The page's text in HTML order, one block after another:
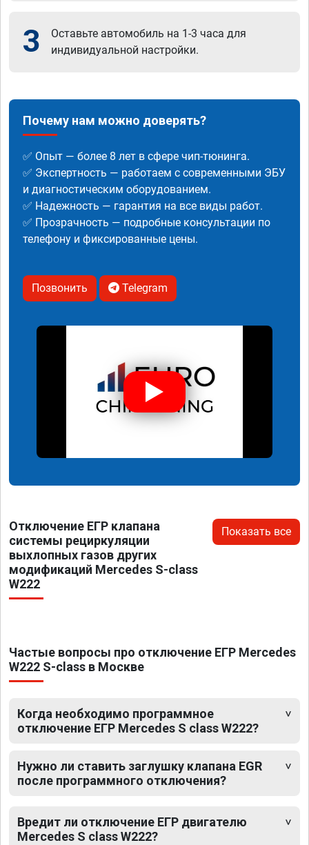
3
Оставьте автомобиль на 1-3 часа для
индивидуальной настройки.
Почему нам можно доверять?
✅ Опыт — более 8 лет в сфере чип-тюнинга.
✅ Экспертность — работаем с современными ЭБУ
и диагностическим оборудованием.
✅ Надежность — гарантия на все виды работ.
✅ Прозрачность — подробные консультации по
телефону и фиксированные цены.
Позвонить Telegram
Отключение ЕГР клапана
системы рециркуляции
выхлопных газов других
модификаций Mercedes S-class
W222
Показать все
Частые вопросы про отключение ЕГР Mercedes
W222 S-class в Москве
Когда необходимо программное
отключение ЕГР Mercedes S class W222?
Нужно ли ставить заглушку клапана EGR
после программного отключения?
Вредит ли отключение ЕГР двигателю
Mercedes S class W222?